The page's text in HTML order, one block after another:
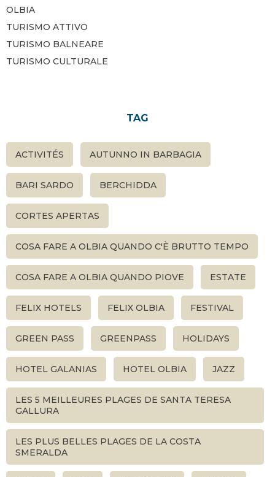
OLBIA
TURISMO ATTIVO
TURISMO BALNEARE
TURISMO CULTURALE
TAG
ACTIVITÉS AUTUNNO IN BARBAGIA
BARI SARDO BERCHIDDA
CORTES APERTAS
COSA FARE A OLBIA QUANDO C'È BRUTTO TEMPO
COSA FARE A OLBIA QUANDO PIOVE ESTATE
FELIX HOTELS FELIX OLBIA FESTIVAL
GREEN PASS GREENPASS HOLIDAYS
HOTEL GALANIAS HOTEL OLBIA JAZZ
LES 5 MEILLEURES PLAGES DE SANTA TERESA
GALLURA
LES PLUS BELLES PLAGES DE LA COSTA
SMERALDA